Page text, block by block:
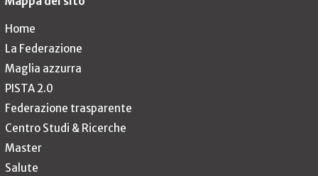
Home
La Federazione
Maglia azzurra
PISTA 2.0
Federazione trasparente
Centro Studi & Ricerche
Master
Salute